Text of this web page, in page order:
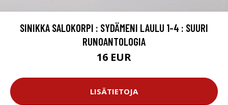
SINIKKA SALOKORPI : SYDÄMENI LAULU 1-4 : SUURI
RUNOANTOLOGIA
16 EUR
LISÄTIETOJA